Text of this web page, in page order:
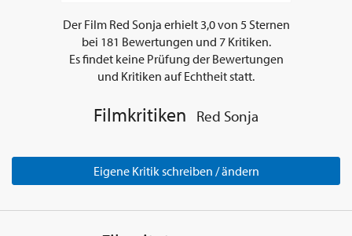
Der Film Red Sonja erhielt3,0von 5Sternen
bei 181 Bewertungen und 7Kritiken.
Es findet keine Prüfung der Bewertungen
und Kritiken auf Echtheit statt.
Filmkritiken Red Sonja
Eigene Kritik schreiben / ändern